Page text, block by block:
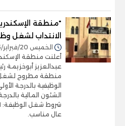
"منطقة
الانتداب لشغل
الخميس 20/فبراير/2025 - 03:46 م
أعلنت منطقة
عبدالعزيز أبوخزيمة
منطقة مطروح لشغل
الوظيفية بالدرجة
الشئون المالية
عال مناسب.